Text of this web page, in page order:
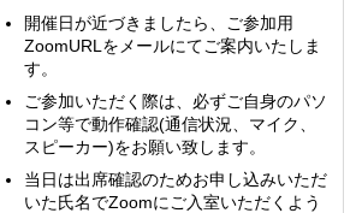
開催日が近づきましたら、ご参加用
ZoomURLをメールにてご案内いたしま
す。
ご参加いただく際は、必ずご自身のパソ
コン等で動作確認(通信状況、マイク、
スピーカー)をお願い致します。
当日は出席確認のためお申し込みいただ
いた氏名でZoomにご入室いただくよう